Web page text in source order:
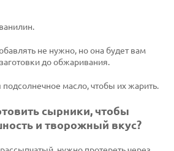
не нужно, но она будет вам
до обжаривания.
масло, чтобы их жарить.
сырники, чтобы
и творожный вкус?